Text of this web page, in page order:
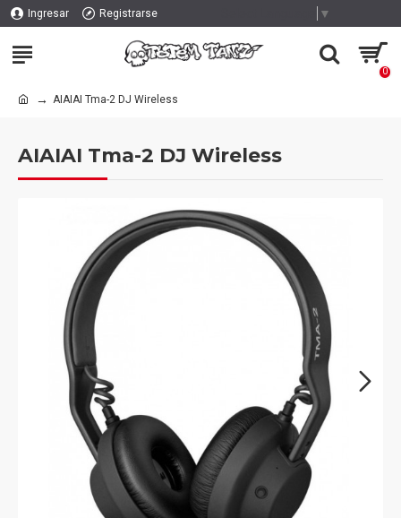
Ingresar Registrarse ▼
0
AIAIAI Tma-2 DJ Wireless
AIAIAI Tma-2 DJ Wireless